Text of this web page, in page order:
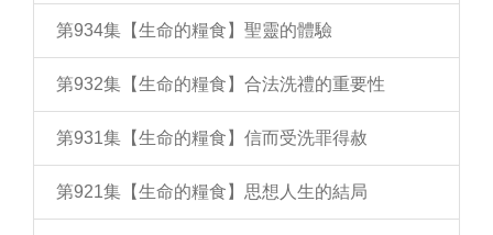
第934集【生命的糧食】聖靈的體驗
第932集【生命的糧食】合法洗禮的重要性
第931集【生命的糧食】信而受洗罪得赦
第921集【生命的糧食】思想人生的結局